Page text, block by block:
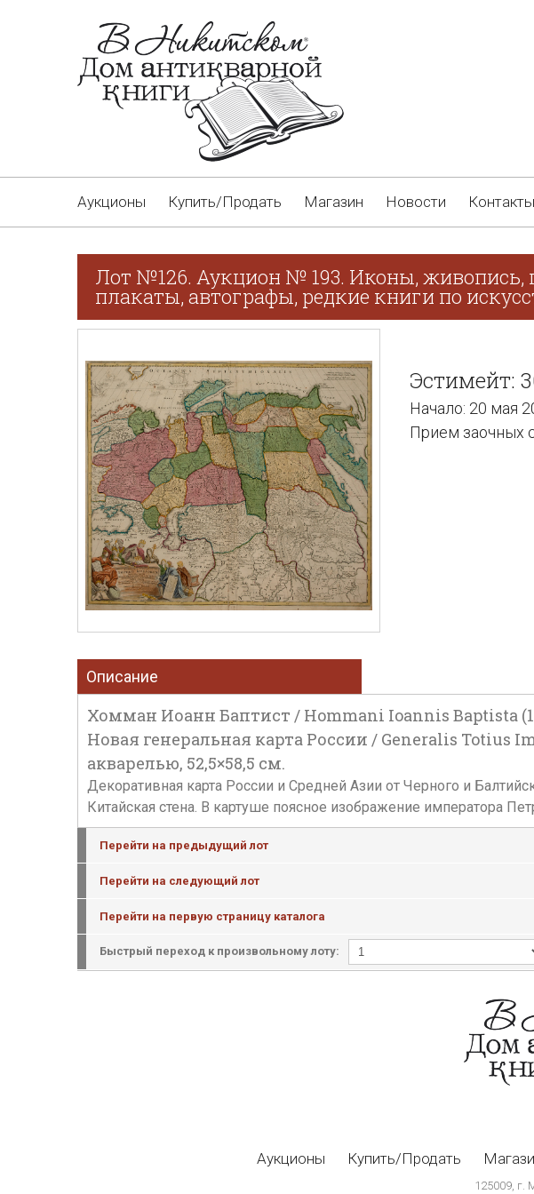
Аукционы Купить/Продать Магазин Новости Контакты
Лот №126. Аукцион № 193. Иконы, живопись,
плакаты, автографы, редкие книги по
Эстимейт:
Начало: 20 мая
Прием заочных
Описание
Хомман Иоанн Баптист / Hommani Ioannis Baptista
Новая генеральная карта России / Generalis Totius
акварелью, 52,5×58,5 см.
Декоративная карта России и Средней Азии от Черного и
Китайская стена. В картуше поясное изображение императора
Перейти на предыдущий лот
Перейти на следующий лот
Перейти на первую страницу каталога
Быстрый переход к произвольному лоту:
Аукционы Купить/Продать
125009, г.